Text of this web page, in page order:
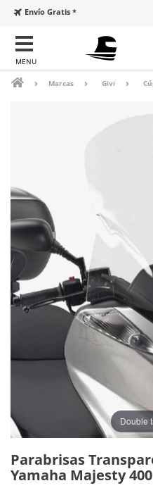
Envío Gratis *
Marcas Givi
Double
Parabrisas
Yamaha Majesty 400